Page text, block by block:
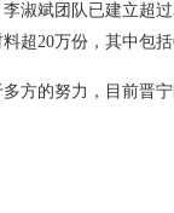
李淑斌团队已建立超
超20万份，其中包
方的努力，目前晋